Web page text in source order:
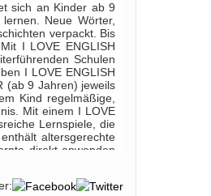
sich an Kinder ab 9
Neue Wörter,
verpackt. Bis
I LOVE ENGLISH
Schulen
I LOVE ENGLISH
(ab 9 Jahren) jeweils
Kind regelmäßige,
Mit einem I LOVE
Lernspiele, die
altersgerechte
direkt anwenden
die Freude am
Lernfortschritt,
stärken. Jetzt ein I